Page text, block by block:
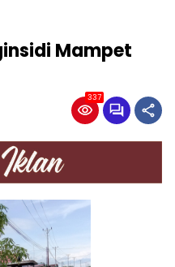
Mampet
337